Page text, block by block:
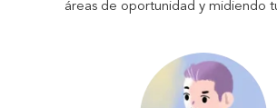
áreas de oportunidad y midiendo